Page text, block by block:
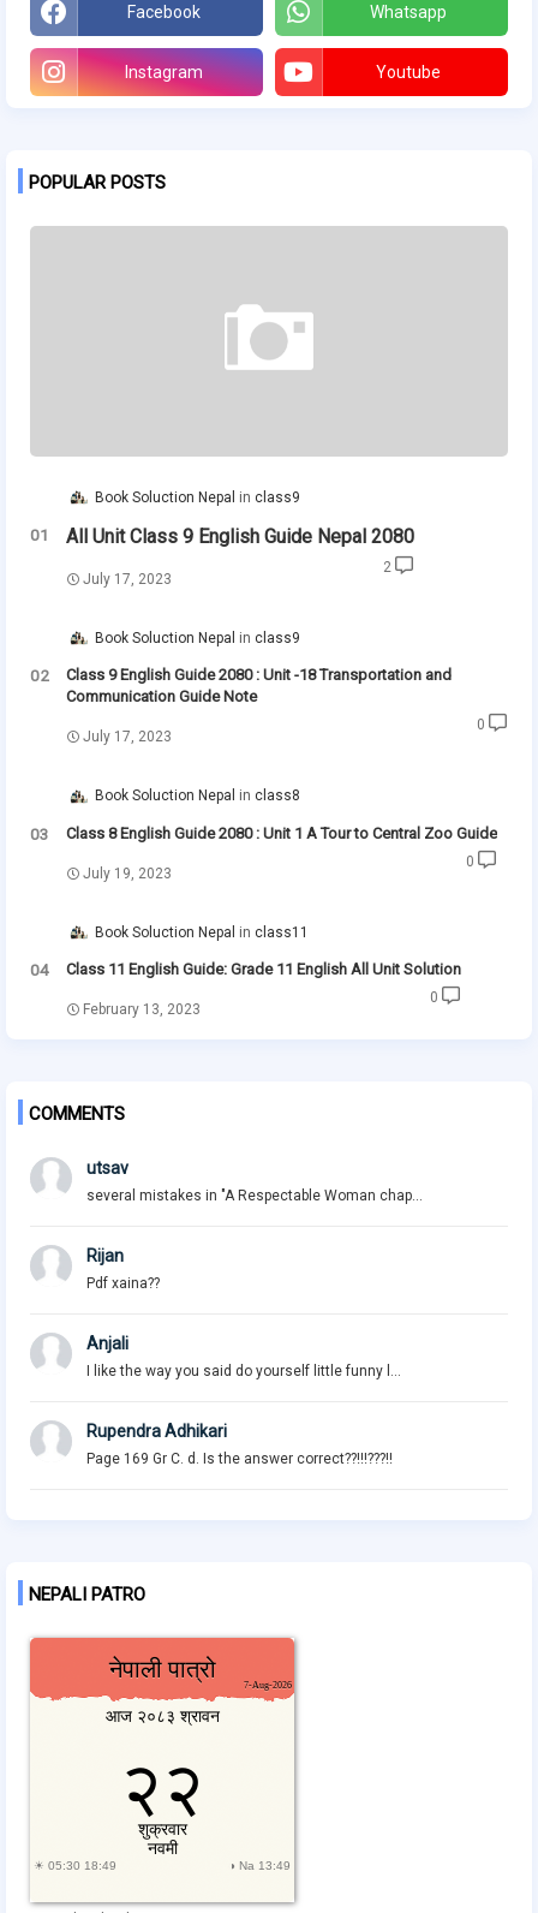
Facebook Whatsapp
Instagram Youtube
POPULAR POSTS
Book Soluction Nepal class9
All Unit Class 9 English Guide Nepal 2080
July 17, 2023
2
Book Soluction Nepal class9
Class 9 English Guide 2080 : Unit -18 Transportation and
Communication Guide Note
July 17, 2023
0
Book Soluction Nepal class8
Class 8 English Guide 2080 : Unit 1 A Tour to Central Zoo Guide
July 19, 2023
0
Book Soluction Nepal class11
Class 11 English Guide: Grade 11 English All Unit Solution
February 13, 2023
0
COMMENTS
utsav
several mistakes in "A Respectable Woman chap...
Rijan
Pdf xaina??
Anjali
I like the way you said do yourself little funny l...
Rupendra Adhikari
Page 169 Gr C. d. Is the answer correct??!!!???!!
NEPALI PATRO